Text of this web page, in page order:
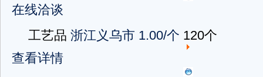
在线洽谈
工艺品 浙江义乌市 1.00/个 120个
查看详情